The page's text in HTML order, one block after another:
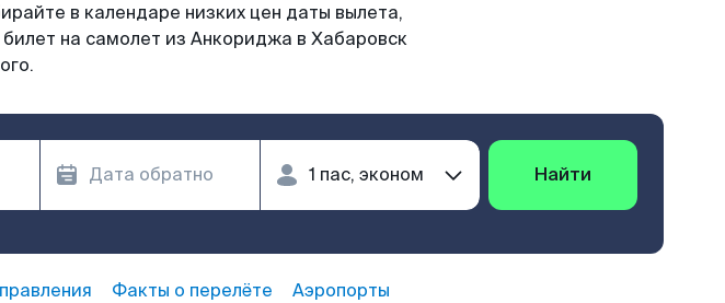
в календаре низких цен даты вылета,
на самолет из Анкориджа в Хабаровск
Найти
Факты о перелёте Аэропорты